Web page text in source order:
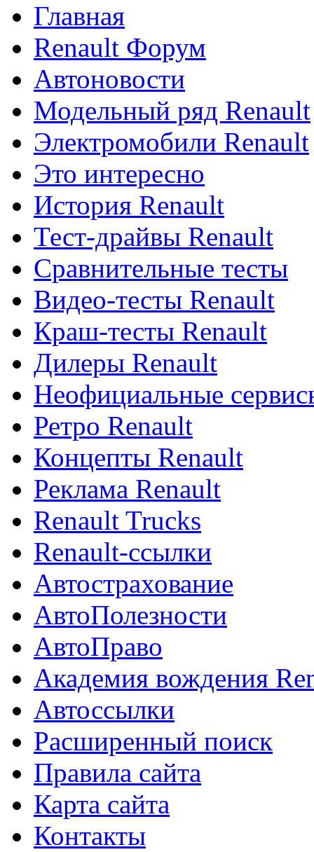
Главная
Renault Форум
Автоновости
Модельный ряд Renault
Электромобили Renault
Это интересно
История Renault
Тест-драйвы Renault
Сравнительные тесты
Видео-тесты Renault
Краш-тесты Renault
Дилеры Renault
Неофициальные
Ретро Renault
Концепты Renault
Реклама Renault
Renault Trucks
Renault-ссылки
Автострахование
АвтоПолезности
АвтоПраво
Академия вождения
Автоссылки
Расширенный поиск
Правила сайта
Карта сайта
Контакты